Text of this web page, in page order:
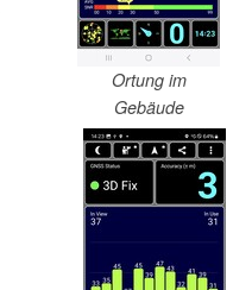
Ortung im
Gebäude